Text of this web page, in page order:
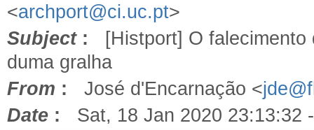
<archport@ci.uc.pt>
Subject: [Histport] O falecimento
duma gralha
From : José d'Encarnação <
Date : Sat, 18 Jan 2020 23:13:32